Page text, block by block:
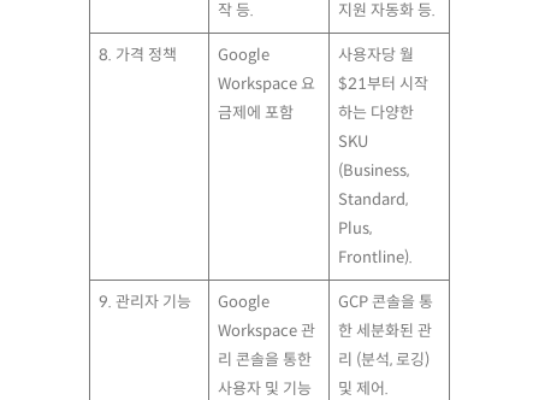
작 등.
지원 자동화 등.
8. 가격 정책
Google
Workspace 요
금제에 포함
사용자당 월
$21부터 시작
하는 다양한
SKU
(Business,
Standard,
Plus,
Frontline).
9. 관리자 기능
Google
Workspace 관
리 콘솔을 통한
사용자 및 기능
GCP 콘솔을 통
한 세분화된 관
리 (분석, 로깅)
및 제어.